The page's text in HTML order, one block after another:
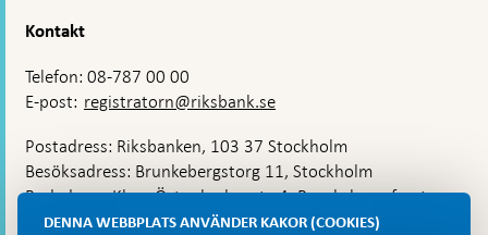
Kontakt
Telefon: 08-787 00 00
E-post: registratorn@riksbank.se
Postadress: Riksbanken, 103 37 Stockholm
Besöksadress: Brunkebergstorg 11, Stockholm
Budadress: Klara Östra kyrkogata 4, Brunkebergsfaret,
Lastplats 6
DENNA WEBBPLATS ANVÄNDER KAKOR (COOKIES)